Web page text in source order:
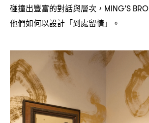
碰撞出豐富的對話與層次 ，MING’S BRO
他們如何以設計「到處留情」。